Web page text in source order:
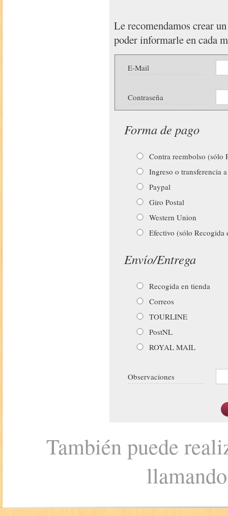
Le recomendamos crear
poder informarle en cada
E-Mail
Contraseña
Forma de pago
Contra reembolso (sólo
Ingreso o transferencia
Paypal
Giro Postal
Western Union
Efectivo (sólo Recogida
Envío/Entrega
Recogida en tienda
Correos
TOURLINE
PostNL
ROYAL MAIL
Observaciones
También puede